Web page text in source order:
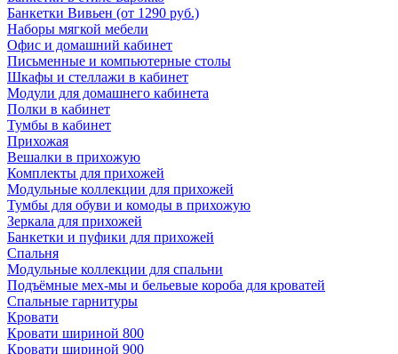
Банкетки Вивьен (от 1290 руб.)
Наборы мягкой мебели
Офис и домашний кабинет
Письменные и компьютерные столы
Шкафы и стеллажи в кабинет
Модули для домашнего кабинета
Полки в кабинет
Тумбы в кабинет
Прихожая
Вешалки в прихожую
Комплекты для прихожей
Модульные коллекции для прихожей
Тумбы для обуви и комоды в прихожую
Зеркала для прихожей
Банкетки и пуфики для прихожей
Спальня
Модульные коллекции для спальни
Подъёмные мех-мы и бельевые короба для кроватей
Спальные гарнитуры
Кровати
Кровати шириной 800
Кровати шириной 900